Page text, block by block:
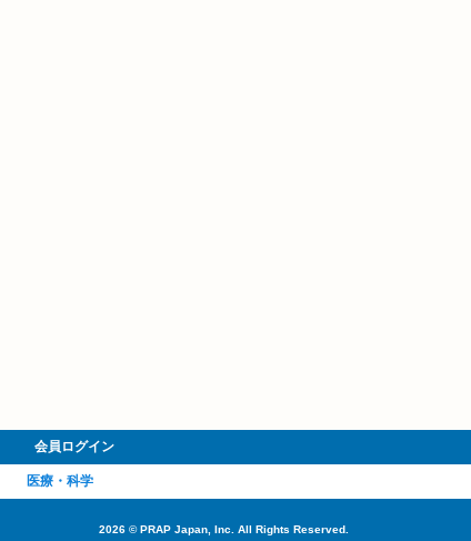
会員ログイン
医療・科学
2026 ©PRAP Japan, Inc. All Rights Reserved.